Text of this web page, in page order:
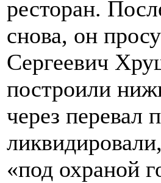
ресторан.
снова, он
Сергеевич
построили
через перевал
«под охраной